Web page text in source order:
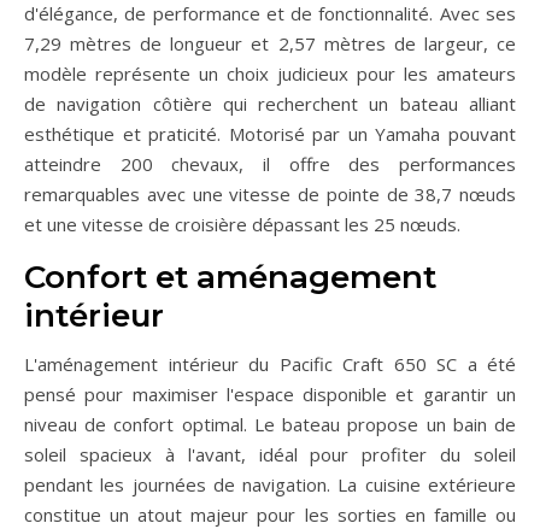
d'élégance, de performance et de fonctionnalité. Avec ses
7,29 mètres de longueur et 2,57 mètres de largeur, ce
modèle représente un choix judicieux pour les amateurs
de navigation côtière qui recherchent un bateau alliant
esthétique et praticité. Motorisé par un Yamaha pouvant
atteindre 200 chevaux, il offre des performances
remarquables avec une vitesse de pointe de 38,7 nœuds
et une vitesse de croisière dépassant les 25 nœuds.
Confort et aménagement
intérieur
L'aménagement intérieur du Pacific Craft 650 SC a été
pensé pour maximiser l'espace disponible et garantir un
niveau de confort optimal. Le bateau propose un bain de
soleil spacieux à l'avant, idéal pour profiter du soleil
pendant les journées de navigation. La cuisine extérieure
constitue un atout majeur pour les sorties en famille ou